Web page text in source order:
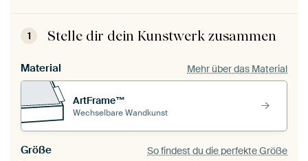
1 Stelle dir dein Kunstwerk zusammen
Material Mehr über das Material
ArtFrame™
Wechselbare Wandkunst
Größe So findest du die perfekte Größe